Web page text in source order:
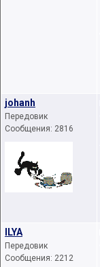
johanh
Передовик
Сообщения: 2816
ILYA
Передовик
Сообщения: 2212